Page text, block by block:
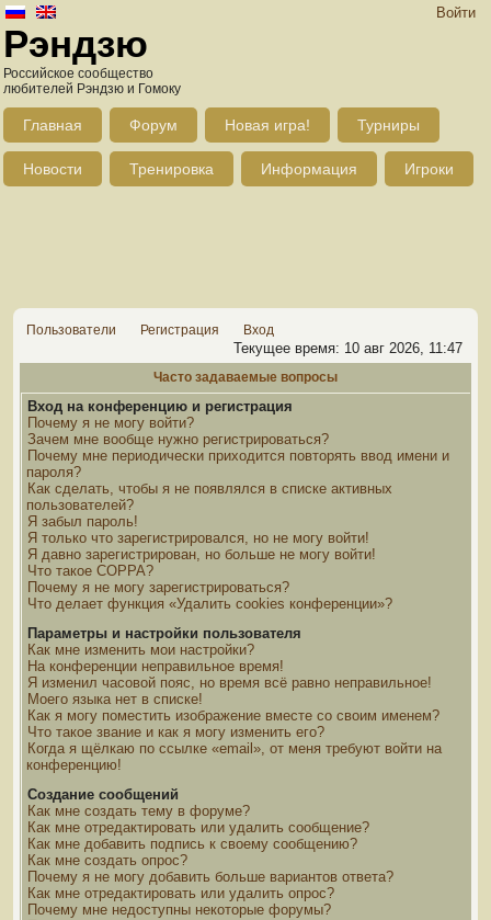
Войти
Рэндзю
Российское сообщество
любителей Рэндзю и Гомоку
Главная Форум Новая игра! Турниры
Новости Тренировка Информация Игроки
Пользователи Регистрация Вход
Текущее время: 10 авг 2026, 11:47
Часто задаваемые вопросы
Вход на конференцию и регистрация
Почему я не могу войти?
Зачем мне вообще нужно регистрироваться?
Почему мне периодически приходится повторять ввод имени и
пароля?
Как сделать, чтобы я не появлялся в списке активных
пользователей?
Я забыл пароль!
Я только что зарегистрировался, но не могу войти!
Я давно зарегистрирован, но больше не могу войти!
Что такое COPPA?
Почему я не могу зарегистрироваться?
Что делает функция «Удалить cookies конференции»?
Параметры и настройки пользователя
Как мне изменить мои настройки?
На конференции неправильное время!
Я изменил часовой пояс, но время всё равно неправильное!
Моего языка нет в списке!
Как я могу поместить изображение вместе со своим именем?
Что такое звание и как я могу изменить его?
Когда я щёлкаю по ссылке «email», от меня требуют войти на
конференцию!
Создание сообщений
Как мне создать тему в форуме?
Как мне отредактировать или удалить сообщение?
Как мне добавить подпись к своему сообщению?
Как мне создать опрос?
Почему я не могу добавить больше вариантов ответа?
Как мне отредактировать или удалить опрос?
Почему мне недоступны некоторые форумы?